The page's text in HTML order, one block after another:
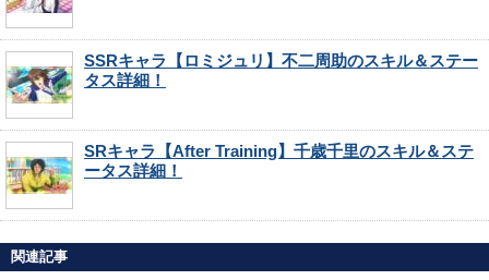
SSRキャラ【ロミジュリ】不二周助のスキル＆ステー
タス詳細！
SRキャラ【After Training】千歳千里のスキル＆ステ
ータス詳細！
関連記事